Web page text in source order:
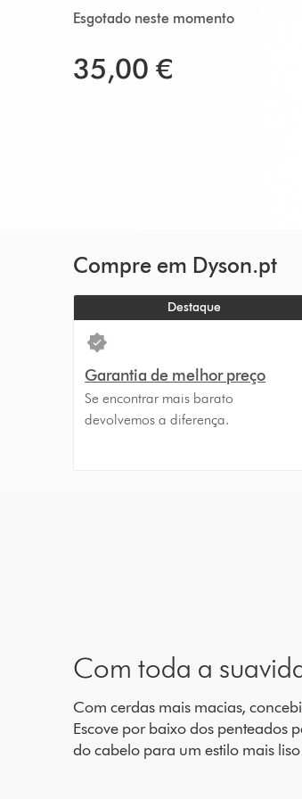
Esgotado neste momento
35,00 €
Compre em Dyson.pt
Destaque
Garantia de melhor preço
Se encontrar mais barato
devolvemos a diferença.
Com toda a
Com cerdas mais macias,
Escove por baixo dos penteados
do cabelo para um estilo mais liso